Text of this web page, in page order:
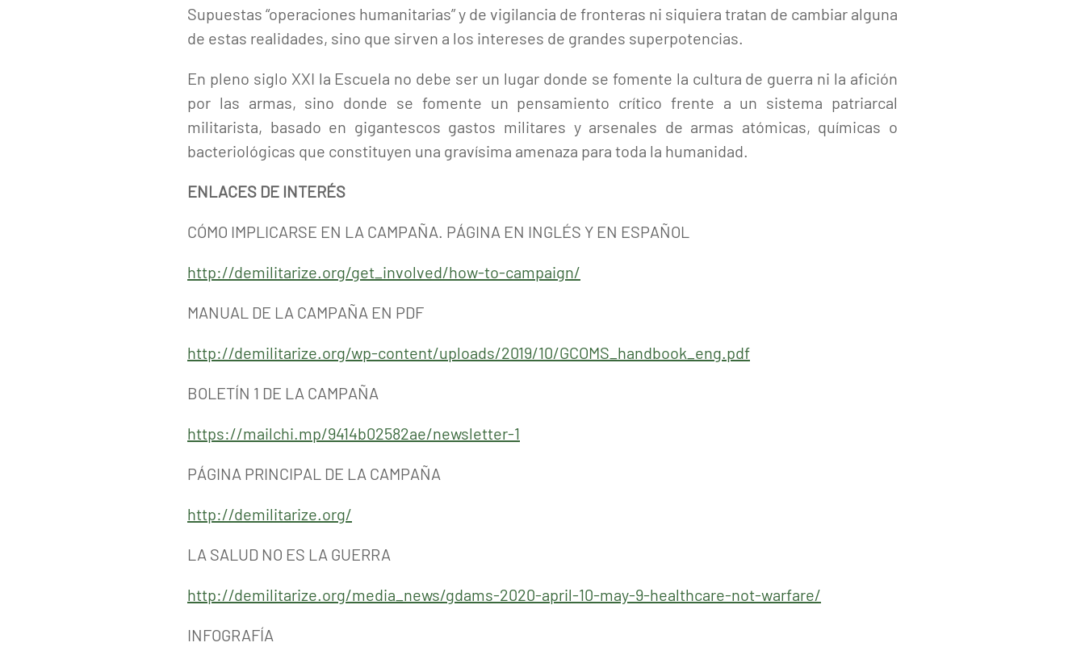
Supuestas “operaciones humanitarias” y de vigilancia de fronteras ni siquiera tratan de cambiar alguna
de estas realidades, sino que sirven a los intereses de grandes superpotencias.
En pleno siglo XXI la Escuela no debe ser un lugar donde se fomente la cultura de guerra ni la afición
por las armas, sino donde se fomente un pensamiento crítico frente a un sistema patriarcal
militarista, basado en gigantescos gastos militares y arsenales de armas atómicas, químicas o
bacteriológicas que constituyen una gravísima amenaza para toda la humanidad.
ENLACES DE INTERÉS
CÓMO IMPLICARSE EN LA CAMPAÑA. PÁGINA EN INGLÉS Y EN ESPAÑOL
http://demilitarize.org/get_involved/how-to-campaign/
MANUAL DE LA CAMPAÑA EN PDF
http://demilitarize.org/wp-content/uploads/2019/10/GCOMS_handbook_eng.pdf
BOLETÍN 1 DE LA CAMPAÑA
https://mailchi.mp/9414b02582ae/newsletter-1
PÁGINA PRINCIPAL DE LA CAMPAÑA
http://demilitarize.org/
LA SALUD NO ES LA GUERRA
http://demilitarize.org/media_news/gdams-2020-april-10-may-9-healthcare-not-warfare/
INFOGRAFÍA